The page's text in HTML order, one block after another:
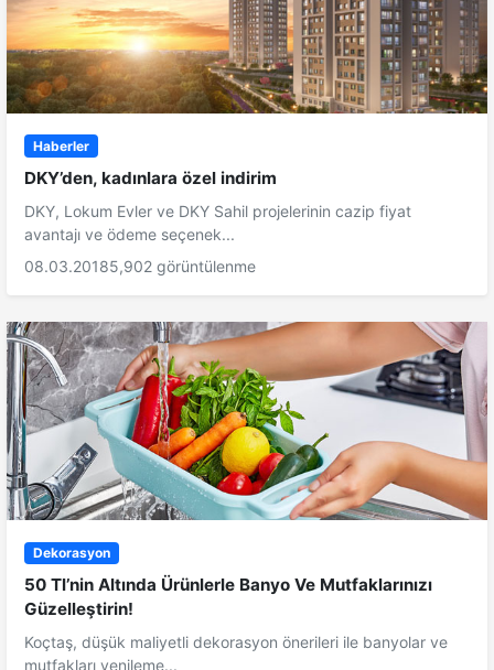
Haberler
DKY’den, kadınlara özel indirim
DKY, Lokum Evler ve DKY Sahil projelerinin cazip fiyat
avantajı ve ödeme seçenek...
08.03.20185,902 görüntülenme
Dekorasyon
50 Tl’nin Altında Ürünlerle Banyo Ve Mutfaklarınızı
Güzelleştirin!
Koçtaş, düşük maliyetli dekorasyon önerileri ile banyolar ve
mutfakları yenileme...